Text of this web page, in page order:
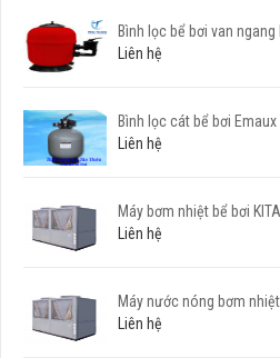
Bình lọc bể bơi van ngang
Liên hệ
Bình lọc cát bể bơi Emaux
Liên hệ
Máy bơm nhiệt bể bơi
Liên hệ
Máy nước nóng bơm
Liên hệ